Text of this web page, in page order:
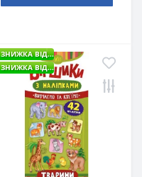
ЗНИЖКА ВІД...
ЗНИЖКА ВІД...